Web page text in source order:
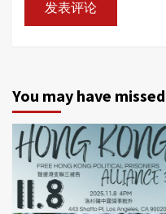
You may have missed